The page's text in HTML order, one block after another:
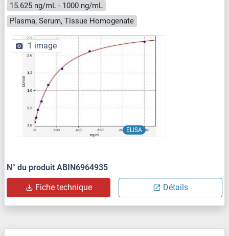
15.625 ng/mL - 1000 ng/mL
Plasma, Serum, Tissue Homogenate
ELISA
1 image
N° du produit ABIN6964935
Fiche technique Détails